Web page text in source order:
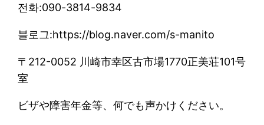
전화:090-3814-9834
블로그:https://blog.naver.com/s-manito
〒212-0052 川崎市幸区古市場1770正美荘101号
室
ビザや障害年金等、何でも声かけください。